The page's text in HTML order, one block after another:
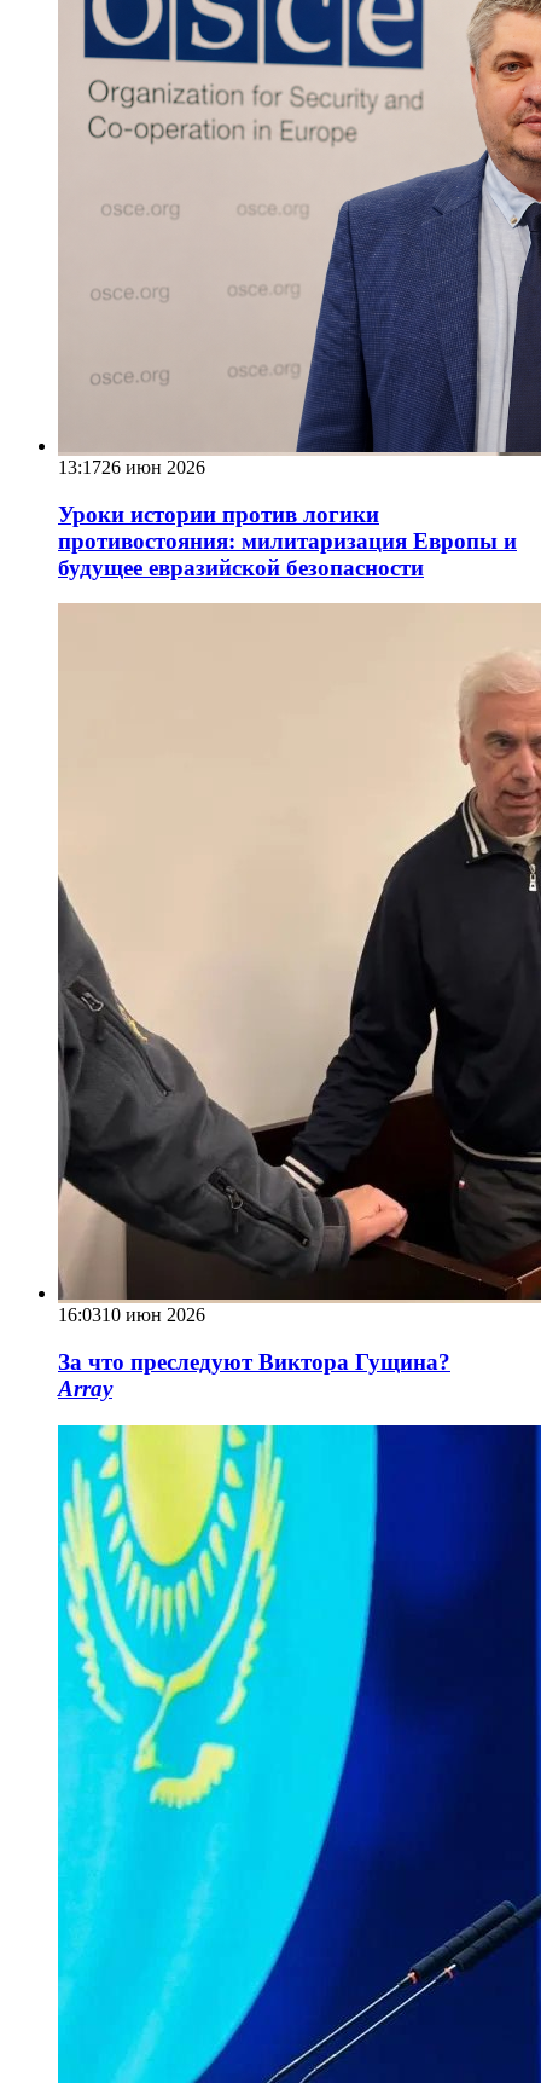
13:1726 июн 2026
Уроки истории против логики
противостояния: милитаризация Европы и
будущее евразийской безопасности
16:0310 июн 2026
За что преследуют Виктора Гущина?
Array